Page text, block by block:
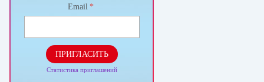
Email *
ПРИГЛАСИТЬ
Статистика приглашений